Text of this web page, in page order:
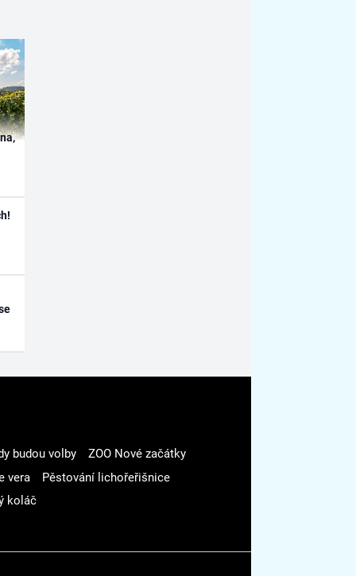
budou volby
ZOO Nové začátky
vera
Pěstování lichořeřišnice
koláč